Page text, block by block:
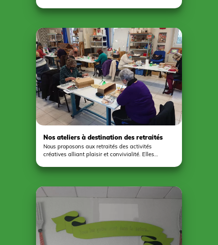
étagère destinée à la documentation touristique et
culturelle a été fabriquée dans ce cadre et trône
désormais en bonne place dans nos locaux.
Nos ateliers à destination des retraités
Nous proposons aux retraités des activités
créatives alliant plaisir et convivialité. Elles
groupes sont constitués chaque année. Ces
activités sont financées par la conférence des
humanis et la Mutualité sociale agricole.